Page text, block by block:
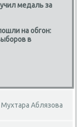
медаль за
на обгон:
в
Аблязова